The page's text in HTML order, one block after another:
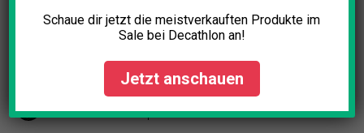
Basketball Korb Mit Rollen
Test: Die 5 besten
(Bestenliste)
Johanna Schmidt November 18, 2025
Schaue dir jetzt die meistverkauften Produkte im
Sale bei Decathlon an!
Jetzt anschauen